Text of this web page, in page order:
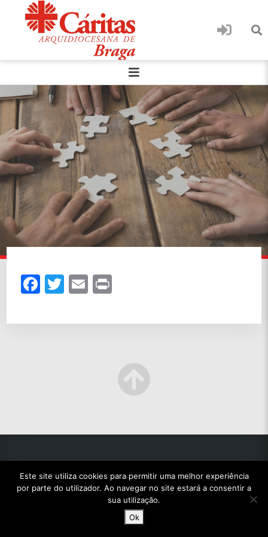
Facebook
Twitter
Email
© 2022 TODOS OS DIREITOS RESERVADOS.
Este site utiliza cookies para permitir uma melhor experiência
por parte do utilizador. Ao navegar no site estará a consentir a
sua utilização.
Ok